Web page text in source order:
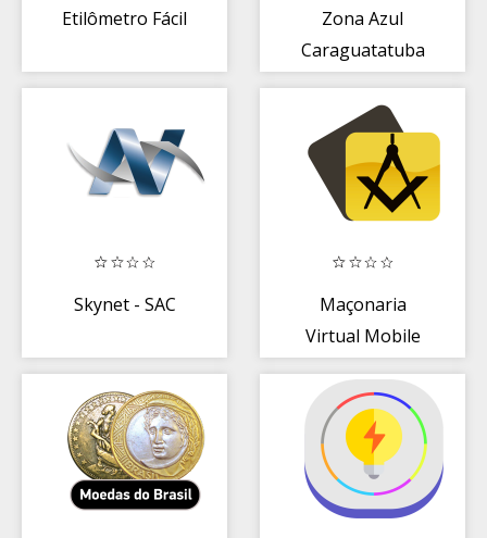
Etilômetro Fácil
Zona Azul
Caraguatatuba
Skynet - SAC
Maçonaria
Virtual Mobile